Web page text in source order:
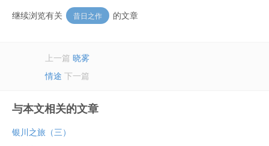
继续浏览有关 昔日之作 的文章
上一篇 晓雾
情途 下一篇
与本文相关的文章
银川之旅（三）